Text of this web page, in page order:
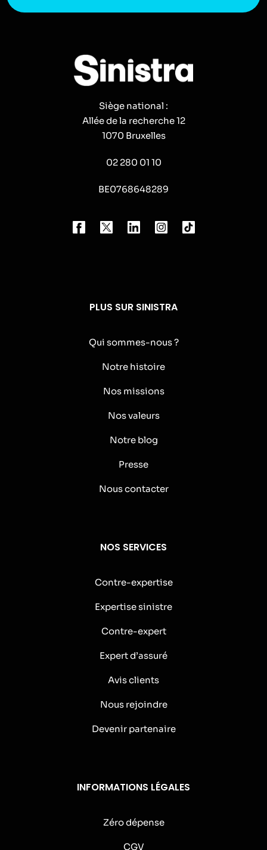
Siège national :
Allée de la recherche 12
1070 Bruxelles
02 280 01 10
BE0768648289
PLUS SUR SINISTRA
Qui sommes-nous ?
Notre histoire
Nos missions
Nos valeurs
Notre blog
Presse
Nous contacter
NOS SERVICES
Contre-expertise
Expertise sinistre
Contre-expert
Expert d’assuré
Avis clients
Nous rejoindre
Devenir partenaire
INFORMATIONS LÉGALES
Zéro dépense
CGV